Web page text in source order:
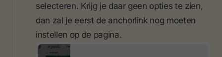
selecteren. Krijg je daar geen opties te zien,
dan zal je eerst de anchorlink nog moeten
instellen op de pagina.